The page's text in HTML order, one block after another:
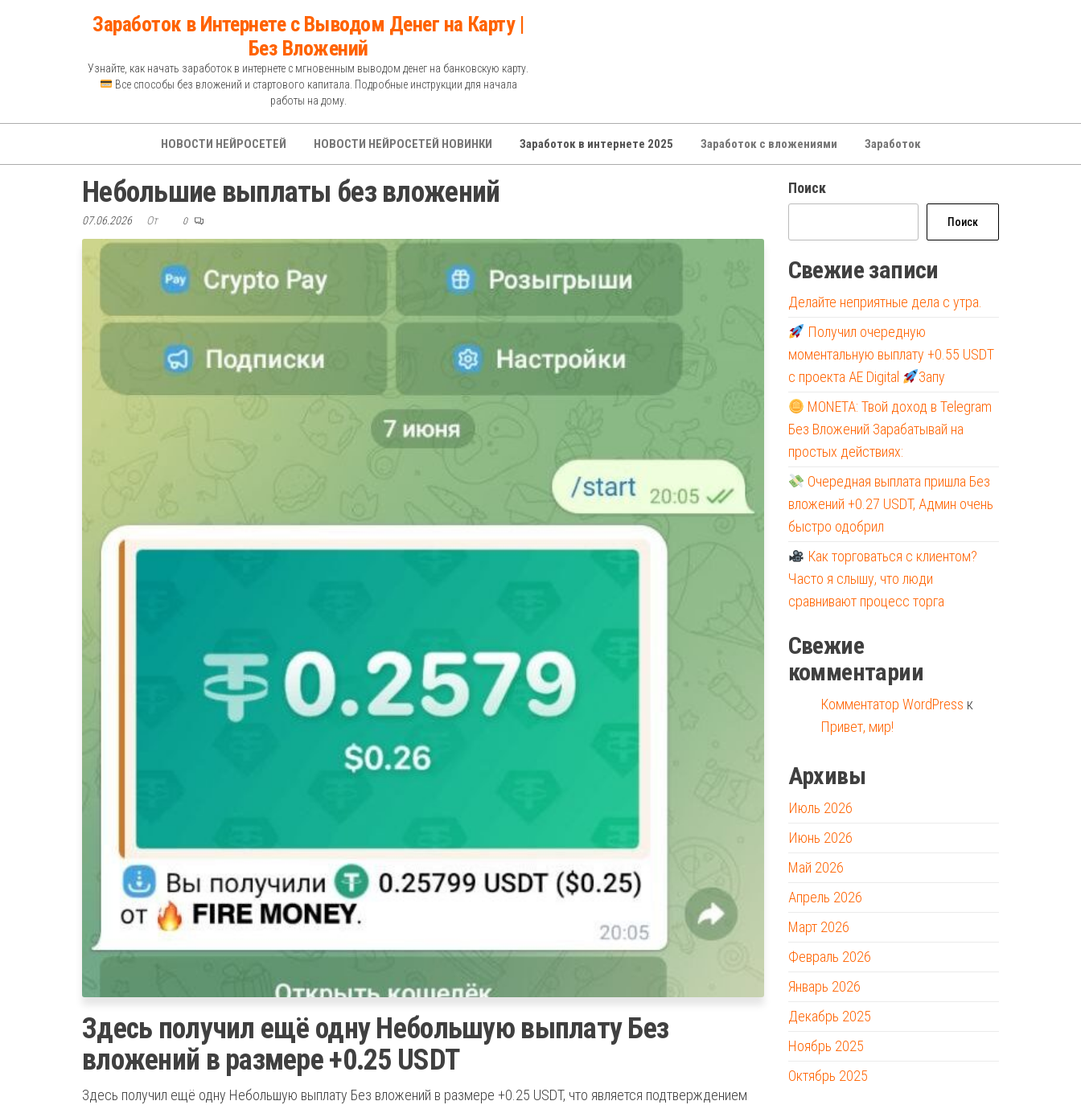
Заработок в Интернете с Выводом Денег на Карту |
Без Вложений
Узнайте, как начать заработок в интернете с мгновенным выводом денег на банковскую карту.
Все способы без вложений и стартового капитала. Подробные инструкции для начала
работы на дому.
НОВОСТИ НЕЙРОСЕТЕЙ НОВОСТИ НЕЙРОСЕТЕЙ НОВИНКИ Заработок в интернете 2025 Заработок с вложениями Заработок
Небольшие выплаты без вложений
07.06.2026 От 0
Здесь получил ещё одну Небольшую выплату Без
вложений в размере +0.25 USDT
Здесь получил ещё одну Небольшую выплату Без вложений в размере +0.25 USDT, что является подтверждением
Поиск
Поиск
Свежие записи
Делайте неприятные дела с утра.
Получил очередную
моментальную выплату +0.55 USDT
с проекта AE Digital
Запу
MONETA: Твой доход в Telegram
Без Вложений Зарабатывай на
простых действиях:
Очередная выплата пришла Без
вложений +0.27 USDT, Админ очень
быстро одобрил
Как торговаться с клиентом?
Часто я слышу, что люди
сравнивают процесс торга
Свежие
комментарии
Комментатор WordPress к
Привет, мир!
Архивы
Июль 2026
Июнь 2026
Май 2026
Апрель 2026
Март 2026
Февраль 2026
Январь 2026
Декабрь 2025
Ноябрь 2025
Октябрь 2025